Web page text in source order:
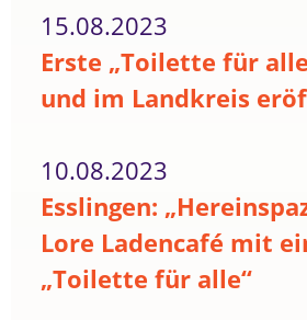
15.08.2023
Erste „Toilette für
und im Landkreis
10.08.2023
Esslingen:
Lore Ladencafé mit
„Toilette für alle“